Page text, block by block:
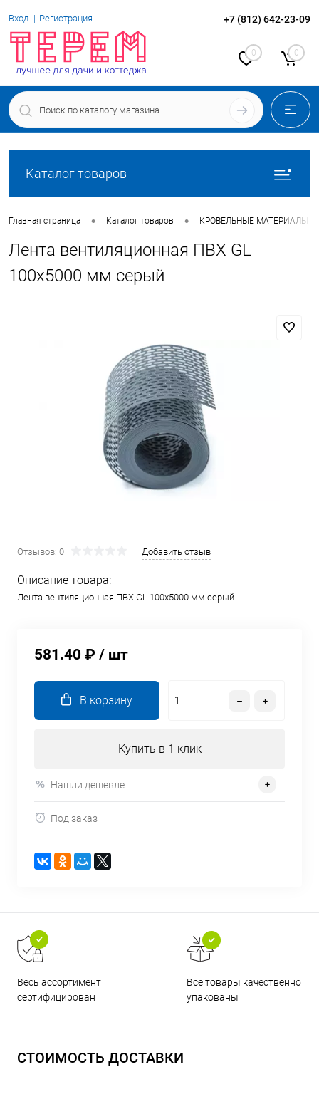
Вход Регистрация +7 (812) 642-23-09
0 0
Каталог товаров
Главная страница • Каталог товаров • КРОВЕЛЬНЫЕ МАТЕРИАЛЫ
Лента вентиляционная ПВХ GL
100х5000 мм серый
Отзывов: 0 Добавить отзыв
Описание товара:
Лента вентиляционная ПВХ GL 100х5000 мм серый
581.40 ₽ / шт
В корзину
Купить в 1 клик
Нашли дешевле
Под заказ
Весь ассортимент
сертифицирован
Все товары качественно
упакованы
СТОИМОСТЬ ДОСТАВКИ